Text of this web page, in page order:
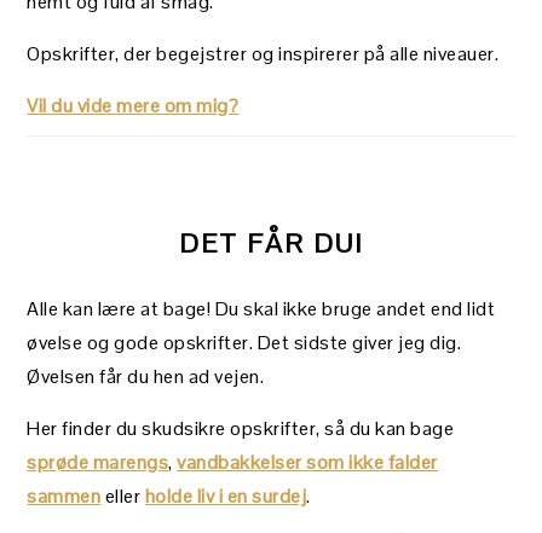
Opskrifter, der begejstrer og inspirerer på alle niveauer.
Vil du vide mere om mig?
DET FÅR DU!
Alle kan lære at bage! Du skal ikke bruge andet end lidt
øvelse og gode opskrifter. Det sidste giver jeg dig.
Øvelsen får du hen ad vejen.
Her finder du skudsikre opskrifter, så du kan bage
sprøde marengs,vandbakkelser som ikke falder
sammenellerholde liv i en surdej.